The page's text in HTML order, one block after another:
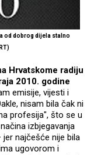
od dobrog dijela stalno
Hrvatskome radiju
2010. godine
emisije, vijesti i
nisam bila čak ni
profesija", što se u
izbjegavanja
najčešće nije bila
ugovorom i